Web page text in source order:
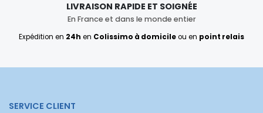
LIVRAISON RAPIDE ET SOIGNÉE
En France et dans le monde entier
Expédition en 24h en Colissimo à domicileou en point relais
SERVICE CLIENT